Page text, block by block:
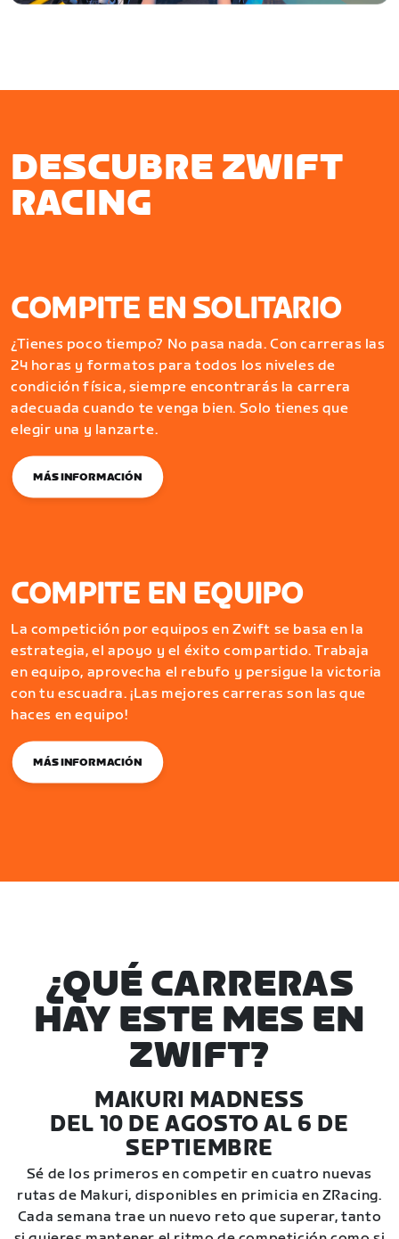
DESCUBRE ZWIFT
RACING
COMPITE EN SOLITARIO
¿Tienes poco tiempo? No pasa nada. Con carreras las
24 horas y formatos para todos los niveles de
condición física, siempre encontrarás la carrera
adecuada cuando te venga bien. Solo tienes que
elegir una y lanzarte.
MÁS INFORMACIÓN
COMPITE EN EQUIPO
La competición por equipos en Zwift se basa en la
estrategia, el apoyo y el éxito compartido. Trabaja
en equipo, aprovecha el rebufo y persigue la victoria
con tu escuadra. ¡Las mejores carreras son las que
haces en equipo!
MÁS INFORMACIÓN
¿QUÉ CARRERAS
HAY ESTE MES EN
ZWIFT?
MAKURI MADNESS
DEL 10 DE AGOSTO AL 6 DE
SEPTIEMBRE
Sé de los primeros en competir en cuatro nuevas
rutas de Makuri, disponibles en primicia en ZRacing.
Cada semana trae un nuevo reto que superar, tanto